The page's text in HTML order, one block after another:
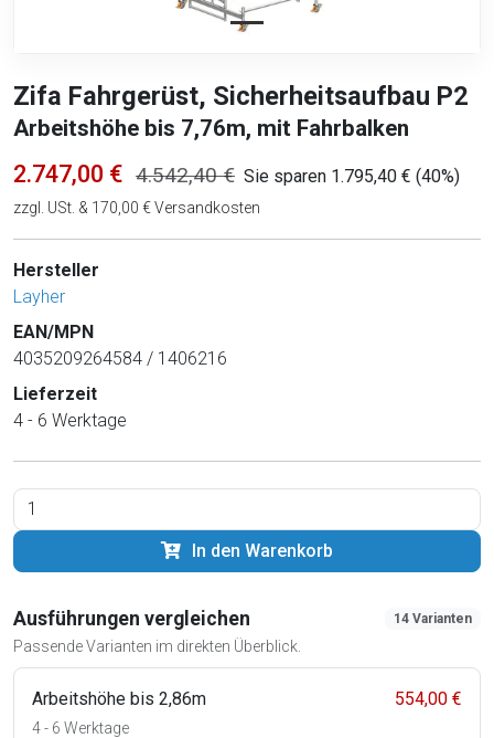
Zifa Fahrgerüst, Sicherheitsaufbau P2
Arbeitshöhe bis 7,76m, mit Fahrbalken
2.747,00 € 4.542,40 € Sie sparen 1.795,40 € (40%)
zzgl. USt. & 170,00 € Versandkosten
Hersteller
Layher
EAN/MPN
4035209264584 / 1406216
Lieferzeit
4 - 6 Werktage
In den Warenkorb
Ausführungen vergleichen
Passende Varianten im direkten Überblick.
14 Varianten
Arbeitshöhe bis 2,86m 554,00 €
4 - 6 Werktage